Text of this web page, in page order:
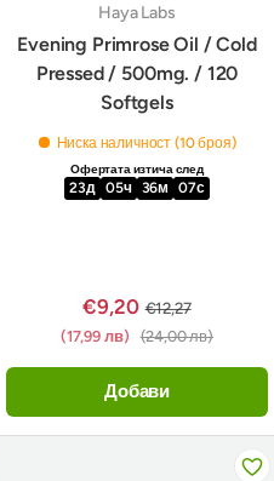
Haya Labs
Evening Primrose Oil / Cold
Pressed / 500mg. / 120
Softgels
Ниска наличност (10 броя)
Офертата изтича след
23д 05ч 36м 06с
€9,20 €12,27
(17,99 лв) (24,00 лв)
Добави